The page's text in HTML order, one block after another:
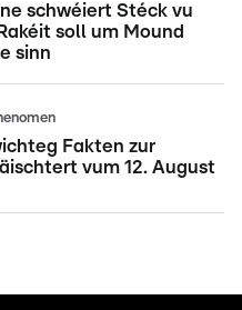
schwéiert Stéck vu
soll um Mound
sinn
Fakten zur
vum 12. August